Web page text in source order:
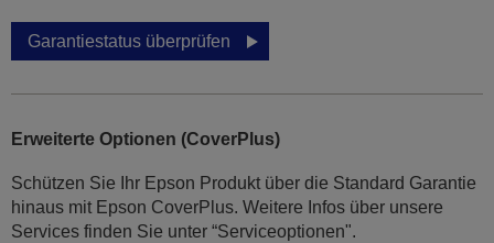
Garantiestatus überprüfen
Erweiterte Optionen (CoverPlus)
Schützen Sie Ihr Epson Produkt über die Standard Garantie
hinaus mit Epson CoverPlus. Weitere Infos über unsere
Services finden Sie unter “Serviceoptionen".